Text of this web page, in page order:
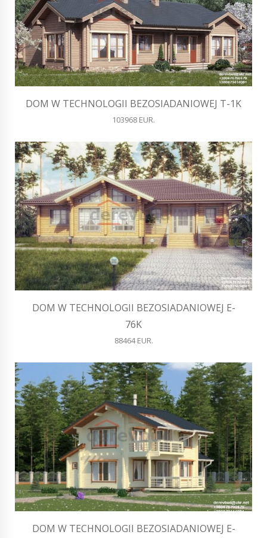
DOM W TECHNOLOGII BEZOSIADANIOWEJ T-1K
103968 EUR.
DOM W TECHNOLOGII BEZOSIADANIOWEJ E-
76K
88464 EUR.
DOM W TECHNOLOGII BEZOSIADANIOWEJ E-